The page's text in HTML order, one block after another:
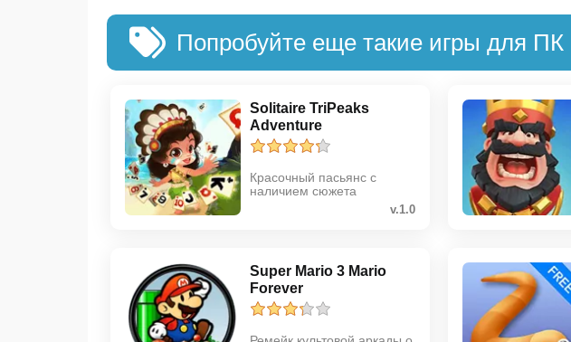
Попробуйте еще такие игры для ПК
Solitaire TriPeaks
Adventure
Красочный пасьянс с
наличием сюжета
v.1.0
Super Mario 3 Mario
Forever